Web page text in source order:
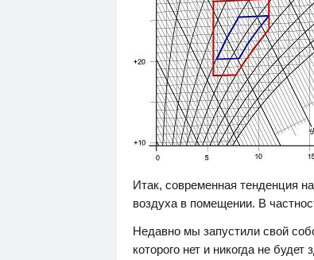
Итак, современная тенденция
воздуха в помещении. В
Недавно мы запустили свой
которого нет и никогда не будет